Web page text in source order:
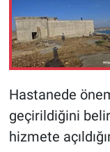
Hastanede
geçirildiğini
hizmete